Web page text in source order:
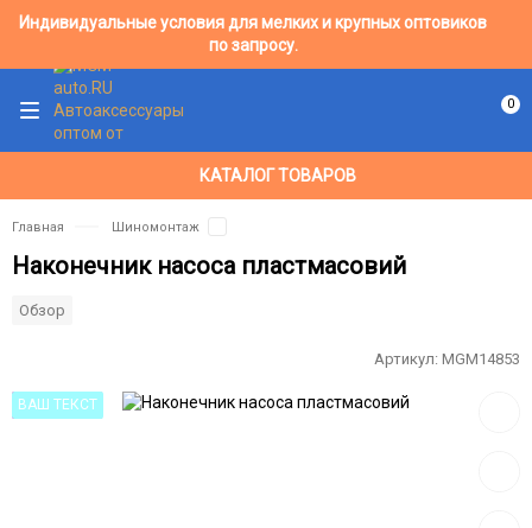
Индивидуальные условия для мелких и крупных оптовиков
по запросу.
КАТАЛОГ ТОВАРОВ
0
Главная Шиномонтаж
Наконечник насоса пластмасовий
Обзор
ВАШ ТЕКСТ
Артикул: MGM14853